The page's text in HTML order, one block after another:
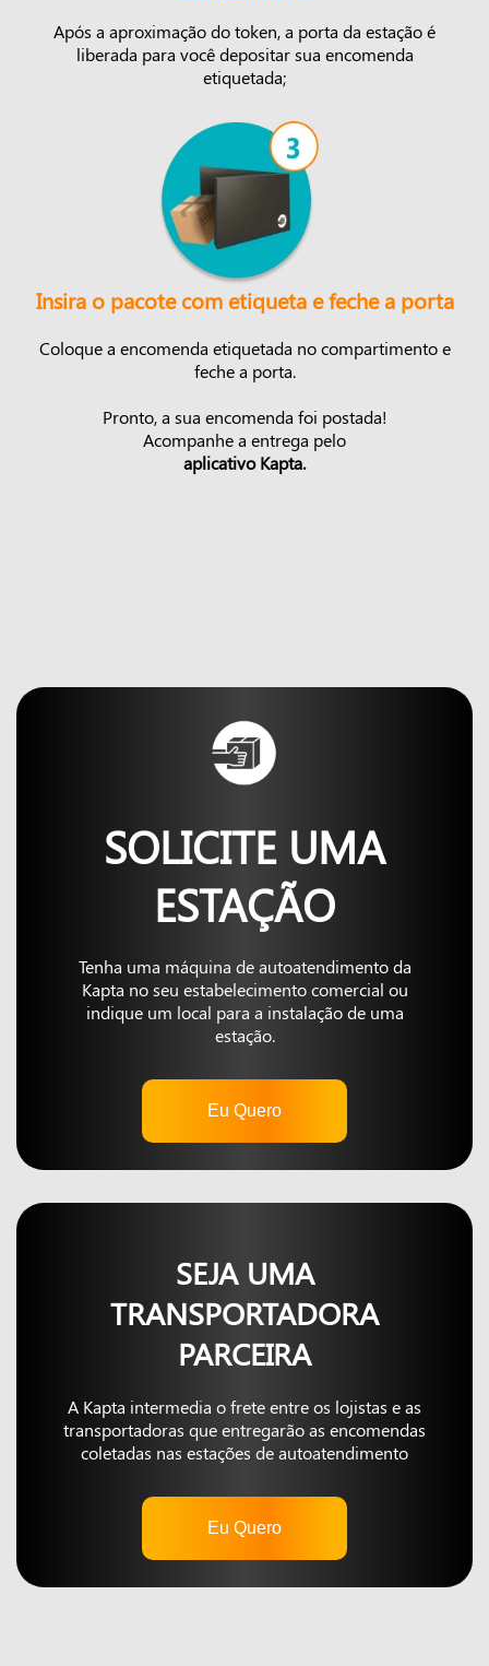
Após a aproximação do token, a porta da estação é
liberada para você depositar sua encomenda
etiquetada;
Insira o pacote com etiqueta e feche a porta
Coloque a encomenda etiquetada no compartimento e
feche a porta.
Pronto, a sua encomenda foi postada!
Acompanhe a entrega pelo
aplicativo Kapta.
SOLICITE UMA
ESTAÇÃO
Tenha uma máquina de autoatendimento da
Kapta no seu estabelecimento comercial ou
indique um local para a instalação de uma
estação.
Eu Quero
SEJA UMA
TRANSPORTADORA
PARCEIRA
A Kapta intermedia o frete entre os lojistas e as
transportadoras que entregarão as encomendas
coletadas nas estações de autoatendimento
Eu Quero